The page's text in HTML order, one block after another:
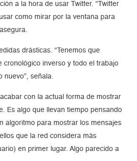
a la hora de usar Twitter. “Twitter
como mirar por la ventana para
drásticas. “Tenemos que
cronológico inverso y todo el trabajo
nuevo”, señala.
con la actual forma de mostrar
Es algo que llevan tiempo pensando
algoritmo para mostrar los mensajes
que la red considera más
en primer lugar. Algo parecido a